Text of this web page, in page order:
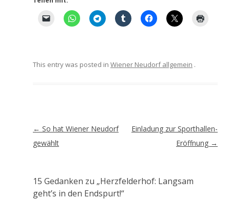
This entry was posted in Wiener Neudorf allgemein .
Artikel-
Navigation
← So hat Wiener Neudorf
gewählt
Einladung zur Sporthallen-
Eröffnung →
15 Gedanken zu „Herzfelderhof: Langsam
geht’s in den Endspurt!“